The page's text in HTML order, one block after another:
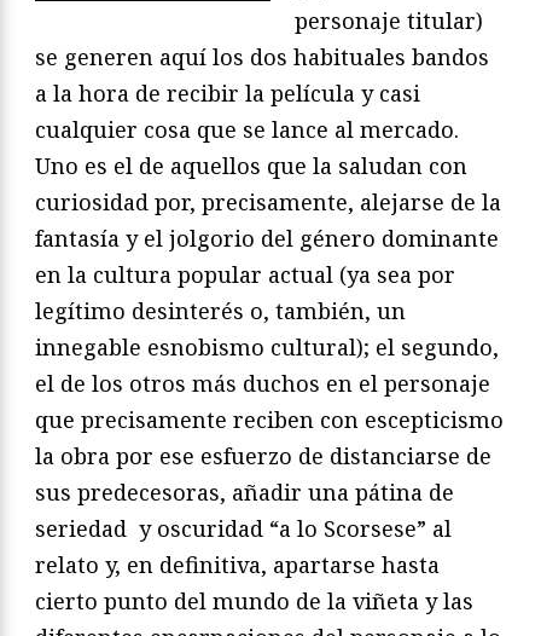
personaje titular)
se generen aquí los dos habituales bandos
a la hora de recibir la película y casi
cualquier cosa que se lance al mercado.
Uno es el de aquellos que la saludan con
curiosidad por, precisamente, alejarse de la
fantasía y el jolgorio del género dominante
en la cultura popular actual (ya sea por
legítimo desinterés o, también, un
innegable esnobismo cultural); el segundo,
el de los otros más duchos en el personaje
que precisamente reciben con escepticismo
la obra por ese esfuerzo de distanciarse de
sus predecesoras, añadir una pátina de
seriedad y oscuridad “a lo Scorsese” al
relato y, en definitiva, apartarse hasta
cierto punto del mundo de la viñeta y las